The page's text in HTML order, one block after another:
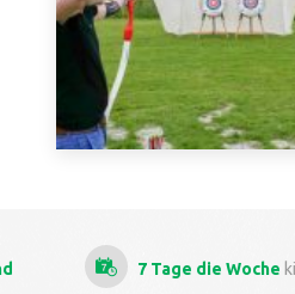
7 Tage die Woche kitesurfkursen